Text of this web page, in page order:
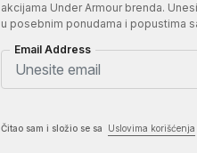
akcijama Under Armour brenda.
u posebnim ponudama i popustima
Email Address
Čitao sam i složio se sa Uslovima korišćenja